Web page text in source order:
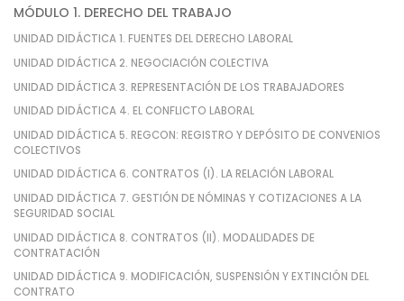
MÓDULO 1. DERECHO DEL TRABAJO
UNIDAD DIDÁCTICA 1. FUENTES DEL DERECHO LABORAL
UNIDAD DIDÁCTICA 2. NEGOCIACIÓN COLECTIVA
UNIDAD DIDÁCTICA 3. REPRESENTACIÓN DE LOS TRABAJADORES
UNIDAD DIDÁCTICA 4. EL CONFLICTO LABORAL
UNIDAD DIDÁCTICA 5. REGCON: REGISTRO Y DEPÓSITO DE CONVENIOS
COLECTIVOS
UNIDAD DIDÁCTICA 6. CONTRATOS (I). LA RELACIÓN LABORAL
UNIDAD DIDÁCTICA 7. GESTIÓN DE NÓMINAS Y COTIZACIONES A LA
SEGURIDAD SOCIAL
UNIDAD DIDÁCTICA 8. CONTRATOS (II). MODALIDADES DE
CONTRATACIÓN
UNIDAD DIDÁCTICA 9. MODIFICACIÓN, SUSPENSIÓN Y EXTINCIÓN DEL
CONTRATO